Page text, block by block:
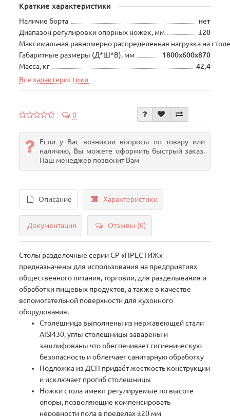
Краткие характеристики
Наличие борта
нет
Диапазон регулировки опорных ножек, мм
±20
Максимальная равномерно распределенная нагрузка на
Габаритные размеры (Д*Ш*В), мм
1800х600х870
Масса, кг
42,4
Все характеристики
0
Если у Вас возникли вопросы по товару или
наличию, Вы можете оформить быстрый заказ.
Наш менеджер позвонит Вам
Описание Характеристики
Документация Отзывы (0)
Столы разделочные серии СР «ПРЕСТИЖ»
предназначены для использования на предприятиях
общественного питания, торговли, для разделывания и
обработки пищевых продуктов, а также в качестве
вспомогательной поверхности для кухонного
оборудования.
Столешница выполнены из нержавеющей стали
AISI430, углы столешницы заварены и
зашлифованы что обеспечивает гигиеническую
безопасность и облегчает санитарную обработку
Подложка из ДСП придаёт жесткость конструкции
и исключает прогиб столешницы
Ножки стола имеют регулируемые по высоте
опоры, позволяющие компенсировать
неровности пола в пределах ±20 мм